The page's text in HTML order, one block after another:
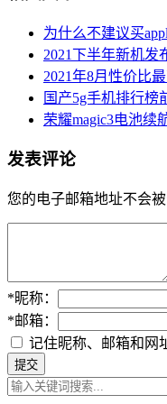
为什么不建议买
2021下半年新机发
2021年8月性价比
国产5g手机排行榜
荣耀magic3电池续
发表评论
您的电子邮箱地址不会被
*昵称：
*邮箱：
记住昵称、邮箱和网